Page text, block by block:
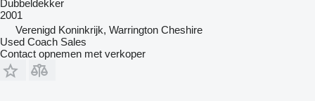
Dubbeldekker
2001
Verenigd Koninkrijk, Warrington Cheshire
Used Coach Sales
Contact opnemen met verkoper